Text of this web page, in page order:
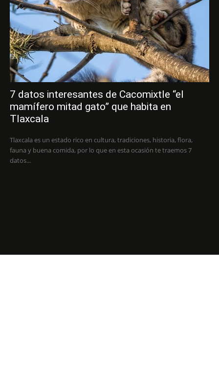
7 datos interesantes de Cacomixtle “el
mamífero mitad gato” que habita en
Tlaxcala
Tlaxcala es un estado rico en cultura, tradiciones, historia, flora,
fauna y buena comida, por lo que en esta ocasión te traemos 7
datos...